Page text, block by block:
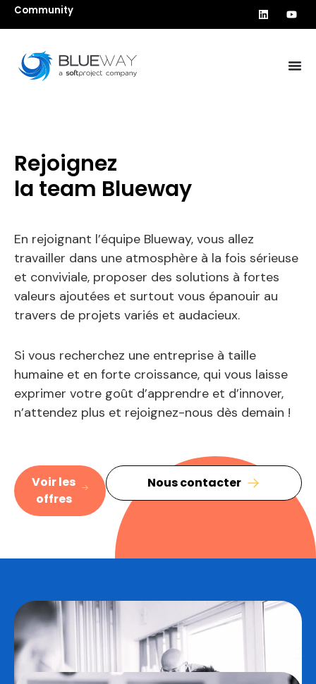
Community
Rejoignez
la team Blueway
En rejoignant l’équipe Blueway, vous allez
travailler dans une atmosphère à la fois sérieuse
et conviviale, proposer des solutions à fortes
valeurs ajoutées et surtout vous épanouir au
travers de projets variés et audacieux.
Si vous recherchez une entreprise à taille
humaine et en forte croissance, qui vous laisse
exprimer votre goût d’apprendre et d’innover,
n’attendez plus et rejoignez-nous dès demain !
Voir les
offres
Nous contacter